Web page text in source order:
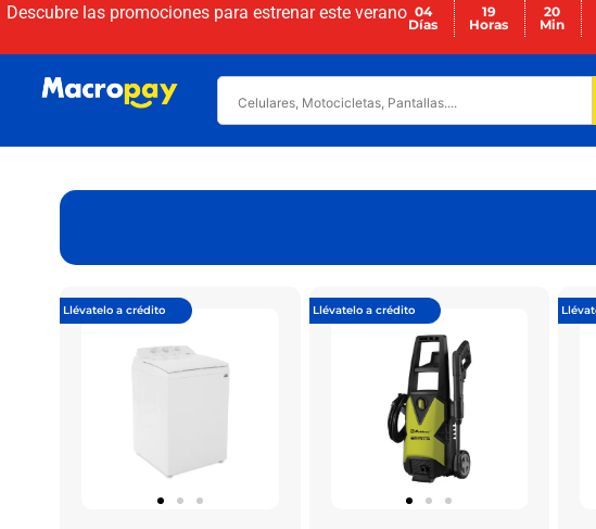
Descubre las promociones para estrenar este verano 04
Días
19
Horas
20
Min
Llévatelo a crédito Llévatelo a crédito